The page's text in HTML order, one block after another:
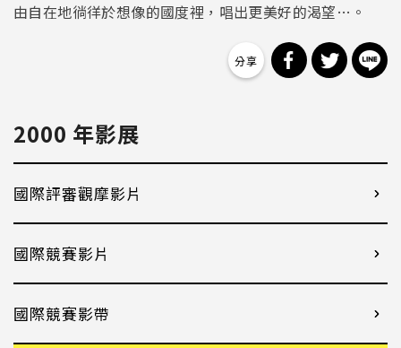
由自在地徜徉於想像的國度裡，唱出更美好的渴望…。
分享到分享到
2000 年影展
國際評審觀摩影片
國際競賽影片
國際競賽影帶